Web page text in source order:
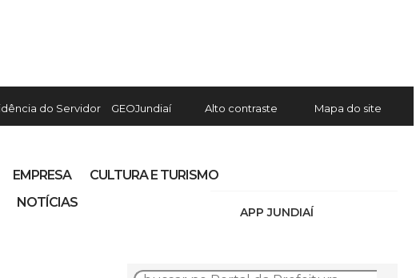
do Servidor GEOJundiaí Alto contraste Mapa do site
APP JUNDIAÍ
EMPRESA
CULTURA E TURISMO
NOTÍCIAS